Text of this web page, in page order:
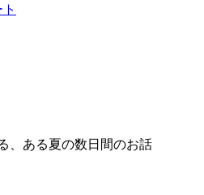
、ある夏の数日間のお話